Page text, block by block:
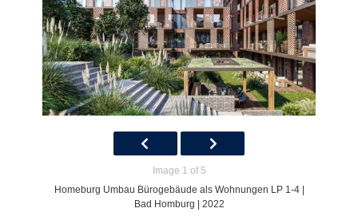
Image 1 of 5
Homeburg Umbau Bürogebäude als Wohnungen LP 1-4 |
Bad Homburg | 2022